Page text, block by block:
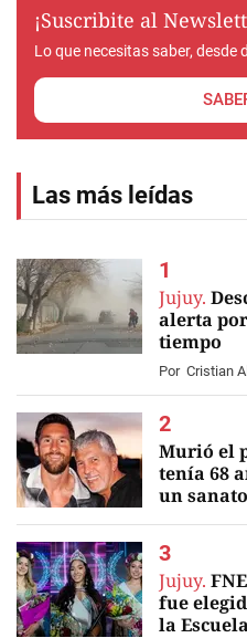
¡Suscribite al
Lo que necesitas saber, desde
Las más leídas
Jujuy.
alerta
tiempo
Por Cristian
EN VIVO
Murió el
tenía 68
un
Jujuy.
fue
la